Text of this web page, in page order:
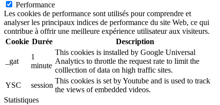
Performance
Les cookies de performance sont utilisés pour comprendre et
analyser les principaux indices de performance du site Web, ce qui
contribue à offrir une meilleure expérience utilisateur aux visiteurs.
Cookie Durée Description
_gat
1
minute
This cookies is installed by Google Universal
Analytics to throttle the request rate to limit the
colllection of data on high traffic sites.
YSC
session
This cookies is set by Youtube and is used to track
the views of embedded videos.
Statistiques